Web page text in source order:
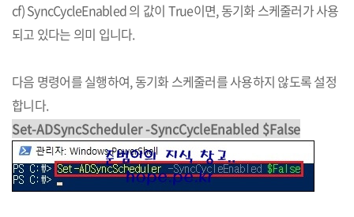
cf) SyncCycleEnabled 의 값이 True이면, 동기화 스케줄러가 사용
되고 있다는 의미 입니다.
다음 명령어를 실행하여, 동기화 스케줄러를 사용하지 않도록 설정
합니다.
Set-ADSyncScheduler -SyncCycleEnabled $False